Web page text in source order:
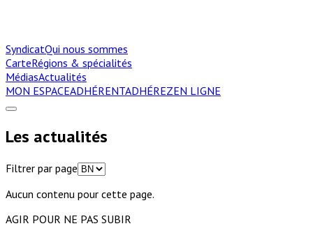
SyndicatQui nous sommes
CarteRégions & spécialités
MédiasActualités
MON ESPACEADHÉRENTADHÉREZEN LIGNE
Les actualités
Filtrer par page
Aucun contenu pour cette page.
AGIR POUR NE PAS SUBIR